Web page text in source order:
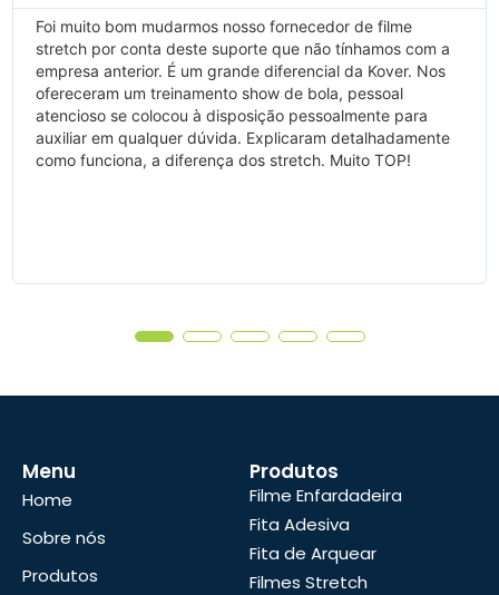
Há anos a Kover é uma excelente parceira da Kapazi,
além de fornecer produtos de qualidade nos atendem
com muita competencia e profissionalismo. É muito bom
poder contar com essa equipe que esta de parabéns pelo
trabalho desenvolvido.
Menu
Home
Sobre nós
Produtos
Produtos
Filme Enfardadeira
Fita Adesiva
Fita de Arquear
Filmes Stretch